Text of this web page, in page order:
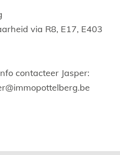
via R8, E17, E403
contacteer Jasper: